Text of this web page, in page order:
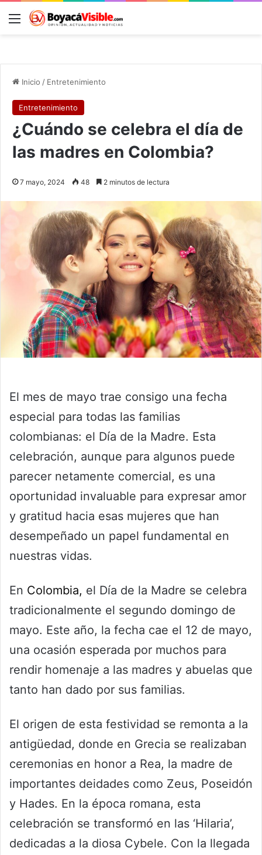
Menú
Inicio / Entretenimiento
Entretenimiento
¿Cuándo se celebra el día de
las madres en Colombia?
7 mayo, 2024 48 2 minutos de lectura
El mes de mayo trae consigo una fecha
especial para todas las familias
colombianas: el Día de la Madre. Esta
celebración, aunque para algunos puede
parecer netamente comercial, es una
oportunidad invaluable para expresar amor
y gratitud hacia esas mujeres que han
desempeñado un papel fundamental en
nuestras vidas.
En Colombia, el Día de la Madre se celebra
tradicionalmente el segundo domingo de
mayo. Este año, la fecha cae el 12 de mayo,
una ocasión esperada por muchos para
rendir homenaje a las madres y abuelas que
tanto han dado por sus familias.
El origen de esta festividad se remonta a la
antigüedad, donde en Grecia se realizaban
ceremonias en honor a Rea, la madre de
importantes deidades como Zeus, Poseidón
y Hades. En la época romana, esta
celebración se transformó en las ‘Hilaria’,
dedicadas a la diosa Cybele. Con la llegada